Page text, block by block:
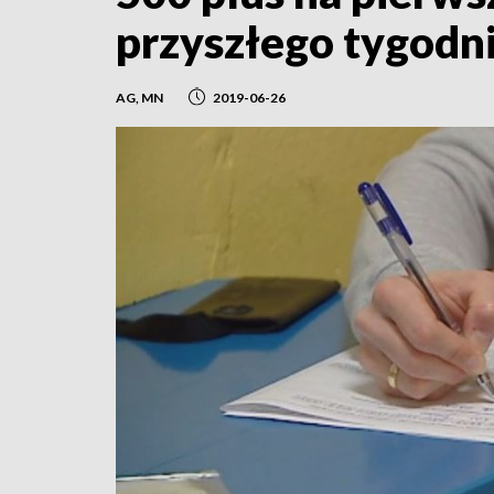
przyszłego
AG, MN 2019-06-26